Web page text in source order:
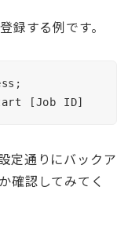
録する例です。
[Job ID]
定通りにバックア
確認してみてく